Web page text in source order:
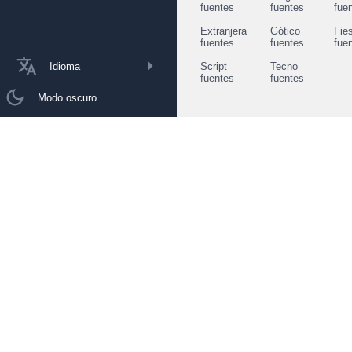
Idioma
Modo oscuro
fuentes
fuentes
Extranjera
fuentes
Gótico
fuentes
Script
fuentes
Tecno
fuentes